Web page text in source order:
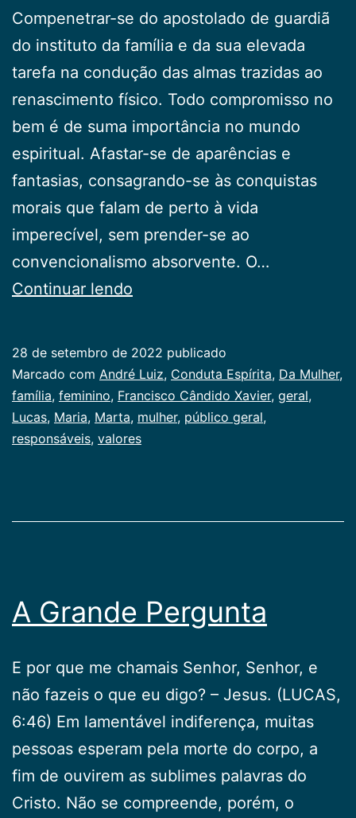
Compenetrar-se do apostolado de guardiã
do instituto da família e da sua elevada
tarefa na condução das almas trazidas ao
renascimento físico. Todo compromisso no
bem é de suma importância no mundo
espiritual. Afastar-se de aparências e
fantasias, consagrando-se às conquistas
morais que falam de perto à vida
imperecível, sem prender-se ao
convencionalismo absorvente. O…
Continuar lendo
28 de setembro de 2022 publicado
Categorizado
como
Publicogeral
Marcado com André Luiz, Conduta Espírita, Da Mulher,
família, feminino, Francisco Cândido Xavier, geral,
Lucas, Maria, Marta, mulher, público geral,
responsáveis, valores
A Grande Pergunta
E por que me chamais Senhor, Senhor, e
não fazeis o que eu digo? – Jesus. (LUCAS,
6:46) Em lamentável indiferença, muitas
pessoas esperam pela morte do corpo, a
fim de ouvirem as sublimes palavras do
Cristo. Não se compreende, porém, o